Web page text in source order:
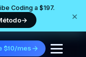
Coding a $197.
→ ×
$10/mes